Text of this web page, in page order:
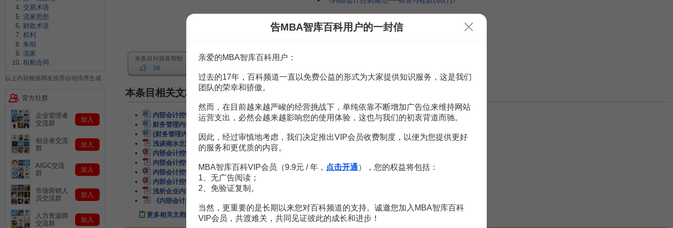
本条目对我有帮助
10 赏
本条目相关文档
内部会计控制制度与内部会计制度讲义 225页
财务管理内部控制内部会计控制制度与内部会计制度讲义
{财务管理内部控制}内部会计控制制度与内部会计制度讲义 135页
浅谈南水北调工程内部会计管理与内部会计控制
内部会计控制规范 59页
内部会计控制规范 3页
内部会计控制规范 195页
内部会计控制规范
195页
浅析企业内部会计的控制研究 2页
《内部会计控制规范》：单位内部会计监督的里程碑
更多相关文档
交易术语
流家思想
财政术语
权利
朱明
流家
租船合同
以上内容根据网友推荐自动排序生成
官方社群
企业管理者
交流群
加入
创业者交流
群
加入
AIGC交流
群
加入
市场营销人
员交流群
加入
人力资源师
交流群
加入
告MBA智库百科用户的一封信
亲爱的MBA智库百科用户：
过去的17年，百科频道一直以免费公益的形式为大家提供知识服务，这是我们
团队的荣幸和骄傲。
然而，在目前越来越严峻的经营挑战下，单纯依靠不断增加广告位来维持网站
运营支出，必然会越来越影响您的使用体验，这也与我们的初衷背道而驰。
因此，经过审慎地考虑，我们决定推出VIP会员收费制度，以便为您提供更好
的服务和更优质的内容。
MBA智库百科VIP会员（9.9元 / 年， 点击开通），您的权益将包括：
1、无广告阅读；
2、免验证复制。
当然，更重要的是长期以来您对百科频道的支持。诚邀您加入MBA智库百科
VIP会员，共渡难关，共同见证彼此的成长和进步！